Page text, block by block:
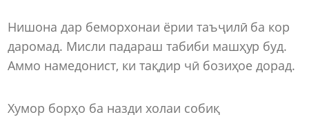
Нишона дар беморхонаи ёрии таъҷилӣ ба кор
даромад. Мисли падараш табиби машҳур буд.
Аммо намедонист, ки тақдир чӣ бозиҳое дорад.
Хумор борҳо ба назди холаи собиқ